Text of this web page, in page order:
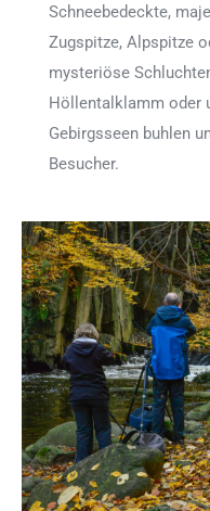
Schneebedeckte,
Zugspitze, Alpspitze
mysteriöse
Höllentalklamm oder
Gebirgsseen buhlen
Besucher.